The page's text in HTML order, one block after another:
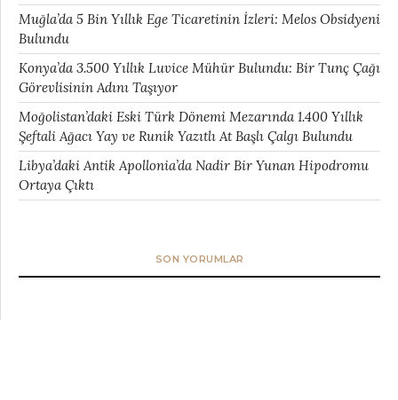
Muğla’da 5 Bin Yıllık Ege Ticaretinin İzleri: Melos Obsidyeni
Bulundu
Konya’da 3.500 Yıllık Luvice Mühür Bulundu: Bir Tunç Çağı
Görevlisinin Adını Taşıyor
Moğolistan’daki Eski Türk Dönemi Mezarında 1.400 Yıllık
Şeftali Ağacı Yay ve Runik Yazıtlı At Başlı Çalgı Bulundu
Libya’daki Antik Apollonia’da Nadir Bir Yunan Hipodromu
Ortaya Çıktı
SON YORUMLAR